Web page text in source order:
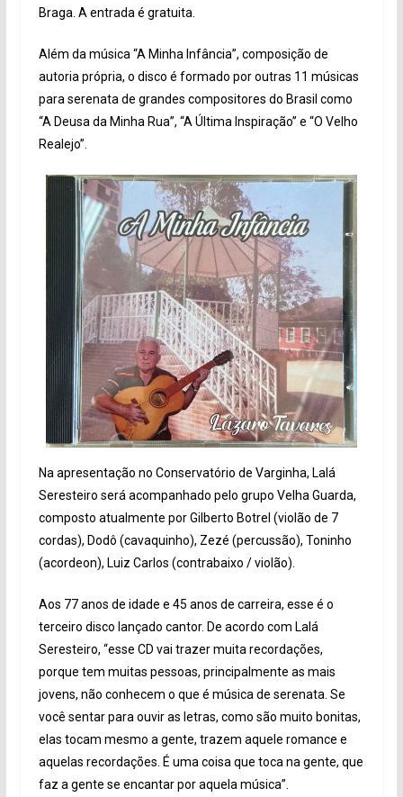
Braga. A entrada é gratuita.
Além da música “A Minha Infância”, composição de
autoria própria, o disco é formado por outras 11 músicas
para serenata de grandes compositores do Brasil como
“A Deusa da Minha Rua”, “A Última Inspiração” e “O Velho
Realejo”.
Na apresentação no Conservatório de Varginha, Lalá
Seresteiro será acompanhado pelo grupo Velha Guarda,
composto atualmente por Gilberto Botrel (violão de 7
cordas), Dodô (cavaquinho), Zezé (percussão), Toninho
(acordeon), Luiz Carlos (contrabaixo / violão).
Aos 77 anos de idade e 45 anos de carreira, esse é o
terceiro disco lançado cantor. De acordo com Lalá
Seresteiro, “esse CD vai trazer muita recordações,
porque tem muitas pessoas, principalmente as mais
jovens, não conhecem o que é música de serenata. Se
você sentar para ouvir as letras, como são muito bonitas,
elas tocam mesmo a gente, trazem aquele romance e
aquelas recordações. É uma coisa que toca na gente, que
faz a gente se encantar por aquela música”.